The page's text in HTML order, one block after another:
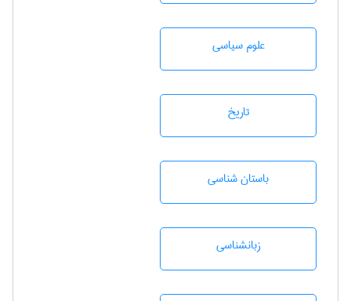
علوم سياسی
تاريخ
باستان شناسی
زبانشناسی